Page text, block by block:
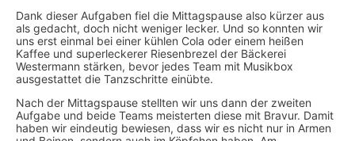
Dank dieser Aufgaben fiel die Mittagspause also kürzer aus
als gedacht, doch nicht weniger lecker. Und so konnten wir
uns erst einmal bei einer kühlen Cola oder einem heißen
Kaffee und superleckerer Riesenbrezel der Bäckerei
Westermann stärken, bevor jedes Team mit Musikbox
ausgestattet die Tanzschritte einübte.
Nach der Mittagspause stellten wir uns dann der zweiten
Aufgabe und beide Teams meisterten diese mit Bravur. Damit
haben wir eindeutig bewiesen, dass wir es nicht nur in Armen